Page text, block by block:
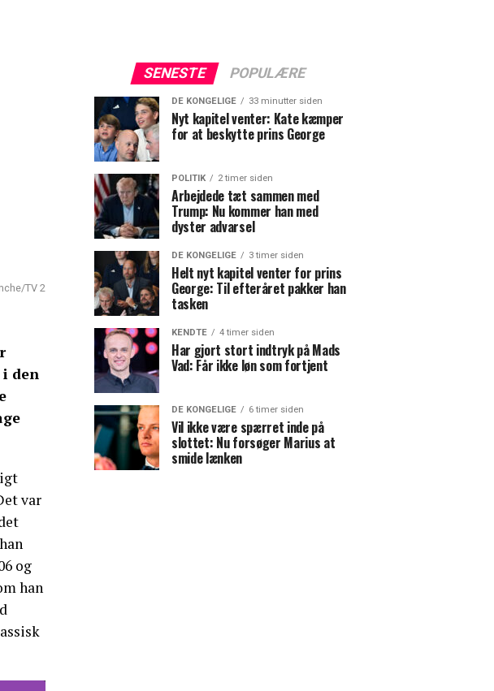
TV 2
den
var
og
han
SENESTE POPULÆRE
DE KONGELIGE 33 minutter siden
Nyt kapitel venter: Kate kæmper
for at beskytte prins George
POLITIK 2 timer siden
Arbejdede tæt sammen med
Trump: Nu kommer han med
dyster advarsel
DE KONGELIGE 3 timer siden
Helt nyt kapitel venter for prins
George: Til efteråret pakker han
tasken
KENDTE 4 timer siden
Har gjort stort indtryk på Mads
Vad: Får ikke løn som fortjent
DE KONGELIGE 6 timer siden
Vil ikke være spærret inde på
slottet: Nu forsøger Marius at
smide lænken